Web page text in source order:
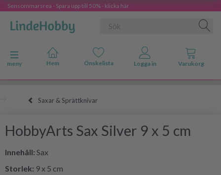
Sensommarsrea - Spara upp till 50% - klicka här
Ändra navigering
meny
Saxar & Sprättknivar
HobbyArts Sax Silver 9 x 5 cm
Innehåll: Sax
Storlek: 9 x 5 cm